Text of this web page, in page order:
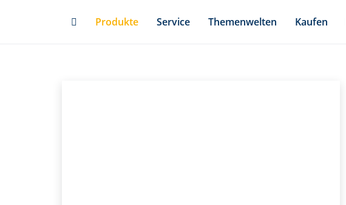
Produkte Service Themenwelten Kaufen